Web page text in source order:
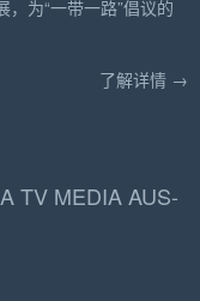
为“一带一路”倡议的
了解详情 →
TV MEDIA AUS-